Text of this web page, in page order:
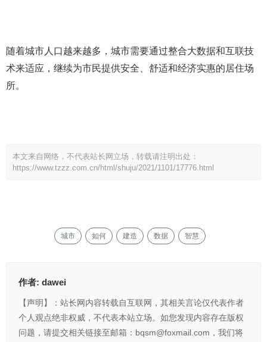
随着城市人口越来越多，城市需要通过整合大数据和互联技
术来适应，继续为市民提供安全、舒适和经济实惠的居住场
所。
本文来自网络，不代表站长网立场，转载请注明出处：
https://www.tzzz.com.cn/html/shuju/2021/1101/17776.html
城市 如何 建造 数据 智慧
作者: dawei
【声明】：站长网内容转载自互联网，其相关言论仅代表作者
个人观点绝非权威，不代表本站立场。如您发现内容存在版权
问题，请提交相关链接至邮箱：bqsm@foxmail.com，我们将